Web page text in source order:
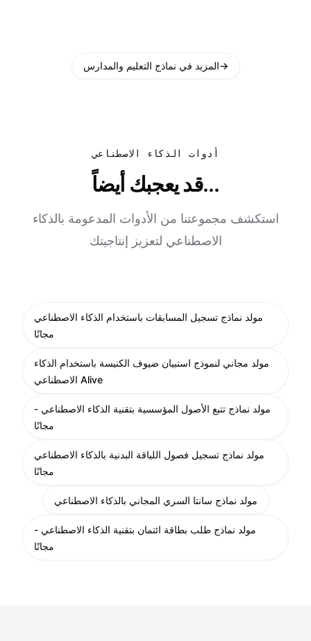
المزيد في نماذج التعليم والمدارس→
أدوات الذكاء الاصطناعي
قد يعجبك أيضاً...
استكشف مجموعتنا من الأدوات المدعومة بالذكاء
الاصطناعي لتعزيز إنتاجيتك
مولد نماذج تسجيل المسابقات باستخدام الذكاء الاصطناعي
مجانًا
مولد مجاني لنموذج استبيان ضيوف الكنيسة باستخدام الذكاء
الاصطناعي Alive
مولد نماذج تتبع الأصول المؤسسية بتقنية الذكاء الاصطناعي -
مجانًا
مولد نماذج تسجيل فصول اللياقة البدنية بالذكاء الاصطناعي
مجانًا
مولد نماذج سانتا السري المجاني بالذكاء الاصطناعي
مولد نماذج طلب بطاقة ائتمان بتقنية الذكاء الاصطناعي -
مجانًا